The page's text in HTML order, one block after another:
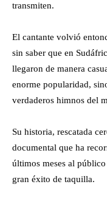
transmiten.
El cantante volvió
sin saber que en
llegaron de manera
enorme popularidad,
verdaderos himnos del
Su historia, rescatada
documental que ha
últimos meses al
gran éxito de taquilla.